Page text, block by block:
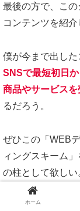
最後の方で、こ
コンテンツを紹
僕が今まで出した
SNSで最短初日
商品やサービス
るだろう。
ぜひこの「WEB
ィングスキーム
の柱として欲し
も、説得も、売
なり、あなたが
ホーム